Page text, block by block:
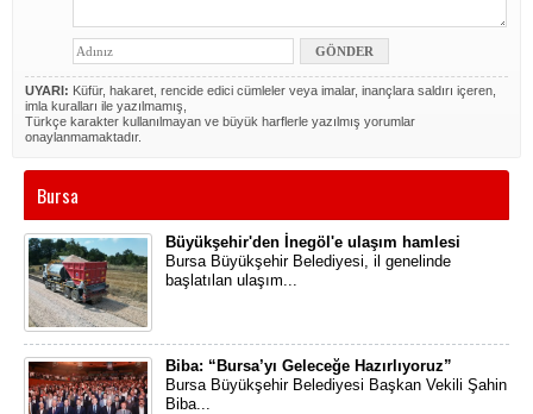
UYARI: Küfür, hakaret, rencide edici cümleler veya imalar, inançlara saldırı içeren,
imla kuralları ile yazılmamış,
Türkçe karakter kullanılmayan ve büyük harflerle yazılmış yorumlar
onaylanmamaktadır.
Bursa
Büyükşehir'den İnegöl'e ulaşım hamlesi
​Bursa Büyükşehir Belediyesi, il genelinde
başlatılan ulaşım...
Biba: “Bursa’yı Geleceğe Hazırlıyoruz”
​Bursa Büyükşehir Belediyesi Başkan Vekili Şahin
Biba...